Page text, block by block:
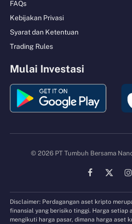
FAQs
Kebijakan Privasi
Syarat dan Ketentuan
Trading Rules
Mulai Investasi
© 2026 PT Tumbuh Bersama
Facebook
X
Disclaimer: Perdagangan aset kripto
finansial yang berisiko tinggi. Harga
mengikuti harga pasar, dimana harga aset